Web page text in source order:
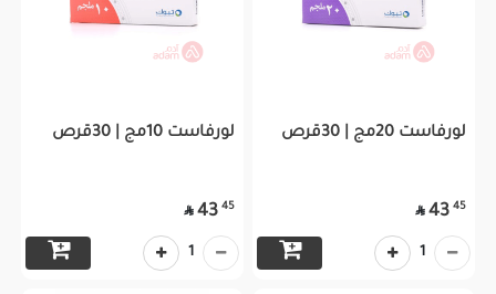
لورفاست 20مج | 30قرص
45
43

1
لورفاست 10مج | 30قرص
45
43

1